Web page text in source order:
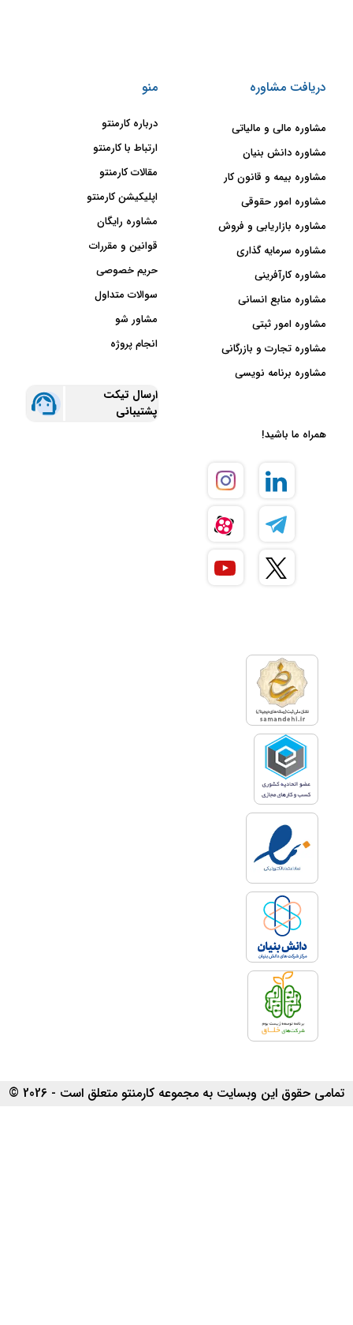
دریافت مشاوره
مشاوره مالی و مالیاتی
مشاوره دانش بنیان
مشاوره بیمه و قانون کار
مشاوره امور حقوقی
مشاوره بازاریابی و فروش
مشاوره سرمایه گذاری
مشاوره کارآفرینی
مشاوره منابع انسانی
مشاوره امور ثبتی
مشاوره تجارت و بازرگانی
مشاوره برنامه نویسی
منو
درباره کارمنتو
ارتباط با کارمنتو
مقالات کارمنتو
اپلیکیشن کارمنتو
مشاوره رایگان
قوانین و مقررات
حریم خصوصی
سوالات متداول
مشاور شو
انجام پروژه
ارسال تیکت
پشتیبانی
همراه ما باشید!
تمامی حقوق این وبسایت به مجموعه کارمنتو متعلق است - 2026 ©